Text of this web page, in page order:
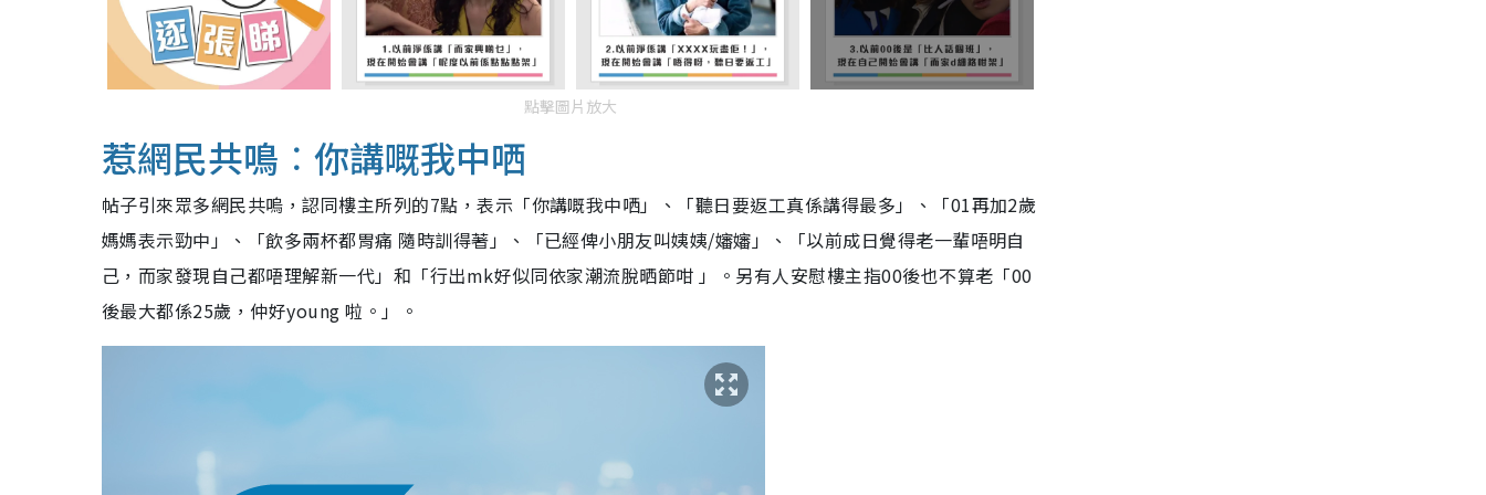
點擊圖片放大
惹網民共鳴︰你講嘅我中哂
帖子引來眾多網民共嗚，認同樓主所列的7點，表示「你講嘅我中哂」、「聽日要返工真係講得最多」、「01再加2歲
媽媽表示勁中」、「飲多兩杯都胃痛 隨時訓得著」、「已經俾小朋友叫姨姨/嬸嬸」、「以前成日覺得老一輩唔明自
己，而家發現自己都唔理解新一代」和「行出mk好似同依家潮流脫晒節咁 」。另有人安慰樓主指00後也不算老「00
後最大都係25歲，仲好young 啦。」。